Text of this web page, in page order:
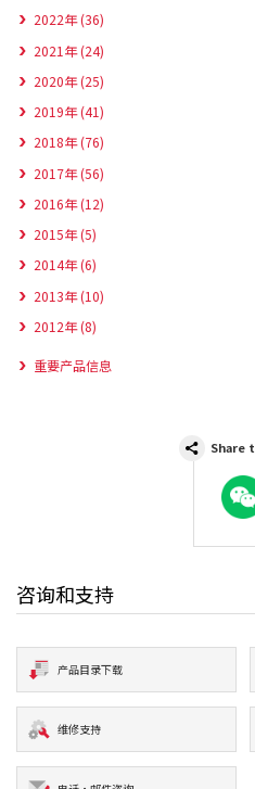
2022年 (36)
2021年 (24)
2020年 (25)
2019年 (41)
2018年 (76)
2017年 (56)
2016年 (12)
2015年 (5)
2014年 (6)
2013年 (10)
2012年 (8)
重要产品信息
Share
咨询和支持
产品目录下载
维修支持